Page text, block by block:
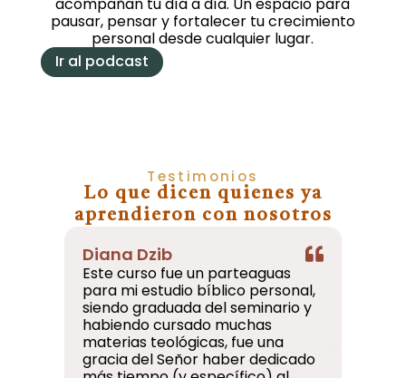
pausar, pensar y fortalecer tu crecimiento
personal desde cualquier lugar.
Ir al podcast
Testimonios
Lo que dicen quienes ya
aprendieron con nosotros
Diana Dzib
Este curso fue un parteaguas
para mi estudio bíblico personal,
siendo graduada del seminario y
habiendo cursado muchas
materias teológicas, fue una
gracia del Señor haber dedicado